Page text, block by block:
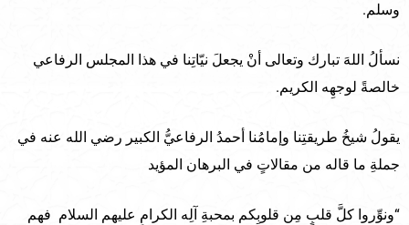
وسلم.
نسألُ اللهَ تبارك وتعالى أنْ يجعلَ نيّاتِنا في هذا المجلس الرفاعي
خالصةً لوجهِه الكريم.
يقولُ شيخُ طريقتِنا وإمامُنا أحمدُ الرفاعيُّ الكبير رضي الله عنه في
جملةِ ما قاله من مقالاتٍ في البرهان المؤيد
“ونوِّروا كلَّ قلبٍ مِن قلوبِكم بمحبةِ آلِه الكرامِ عليهم السلام فهم